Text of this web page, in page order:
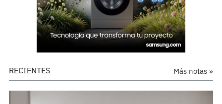
Más notas »
RECIENTES